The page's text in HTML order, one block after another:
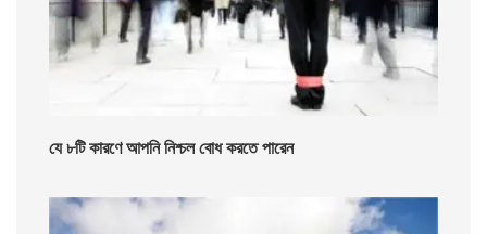
যে ৮টি কারণে আপনি নিশ্চল বোধ করতে পারেন